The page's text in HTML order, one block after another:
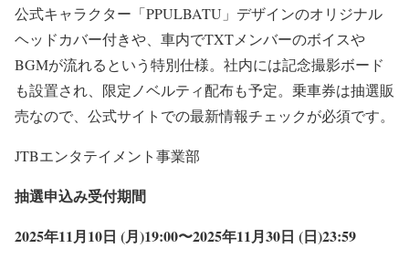
公式キャラクター「PPULBATU」デザインのオリジナル
ヘッドカバー付きや、車内でTXTメンバーのボイスや
BGMが流れるという特別仕様。社内には記念撮影ボード
も設置され、限定ノベルティ配布も予定。乗車券は抽選販
売なので、公式サイトでの最新情報チェックが必須です。
​JTBエンタテイメント事業部
抽選申込み受付期間
2025年11月10日 (月)19:00〜2025年11月30日 (日)23:59